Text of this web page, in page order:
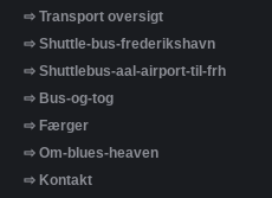
⇨ Transport oversigt
⇨ Shuttle-bus-frederikshavn
⇨ Shuttlebus-aal-airport-til-frh
⇨ Bus-og-tog
⇨ Færger
⇨ Om-blues-heaven
⇨ Kontakt